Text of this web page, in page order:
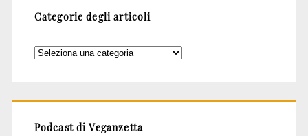
Categorie degli articoli
Categorie
Podcast di Veganzetta